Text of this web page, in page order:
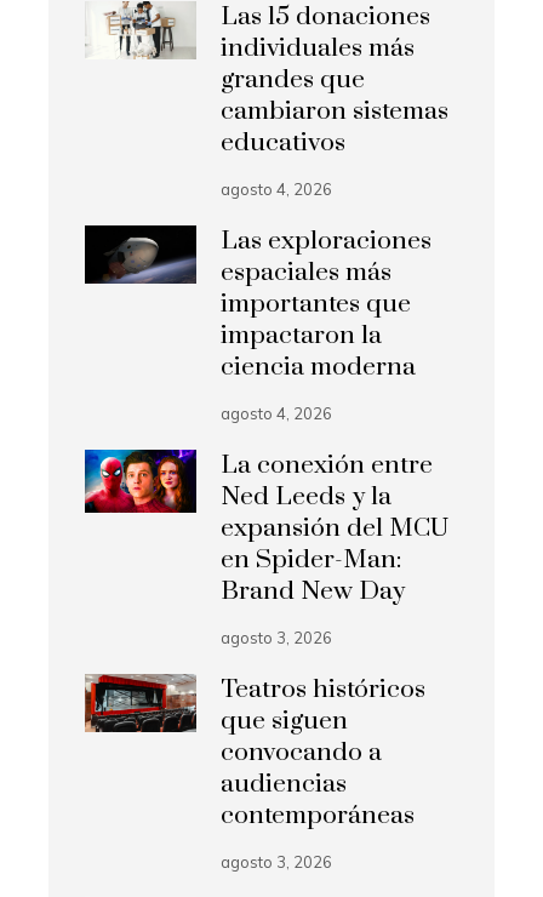
Las 15 donaciones
individuales más
grandes que
cambiaron sistemas
educativos
agosto 4, 2026
Las exploraciones
espaciales más
importantes que
impactaron la
ciencia moderna
agosto 4, 2026
La conexión entre
Ned Leeds y la
expansión del MCU
en Spider-Man:
Brand New Day
agosto 3, 2026
Teatros históricos
que siguen
convocando a
audiencias
contemporáneas
agosto 3, 2026